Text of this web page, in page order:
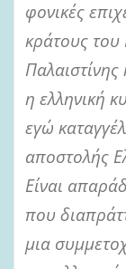
φονικές
κράτους του
η ελληνική
εγώ
αποστολής
Είναι
που
μια